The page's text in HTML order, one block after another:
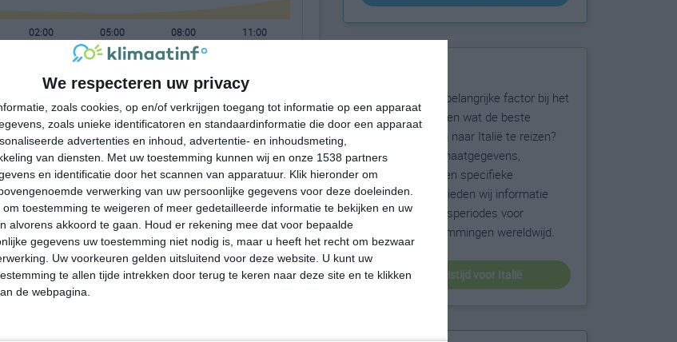
We respecteren uw privacy
zoals cookies, op en/of verkrijgen toegang tot informatie op een apparaat
zoals unieke identificatoren en standaardinformatie die door een apparaat
advertenties en inhoud, advertentie- en inhoudsmeting,
van diensten.
Met uw toestemming kunnen wij en onze 1538 partners
en identificatie door het scannen van apparatuur. Klik hieronder om
verwerking van uw persoonlijke gegevens voor deze doeleinden.
toestemming te weigeren of meer gedetailleerde informatie te bekijken en uw
alvorens akkoord te gaan.
Houd er rekening mee dat voor bepaalde
gegevens uw toestemming niet nodig is, maar u heeft het recht om bezwaar
Uw voorkeuren gelden uitsluitend voor deze website. U kunt uw
te allen tijde intrekken door terug te keren naar deze site en te klikken
de webpagina.
02:00 05:00 08:00 11:00
ONO 2 ONO 2 ONO 1
05:00
Het weer is een belangrijke factor bij het
reizen. Wil je weten wat de beste
maanden zijn om naar Italië te reizen?
Op basis van klimaatgegevens,
weersextremen en specifieke
weerinformatie bieden wij informatie
over de beste reisperiodes voor
duizenden bestemmingen wereldwijd.
beste reistijd voor Italië